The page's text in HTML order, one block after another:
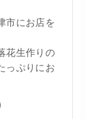
市にお店を
花生作りの
っぷりにお